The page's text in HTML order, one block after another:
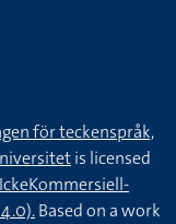
för teckenspråk,
is licensed
Based on a work